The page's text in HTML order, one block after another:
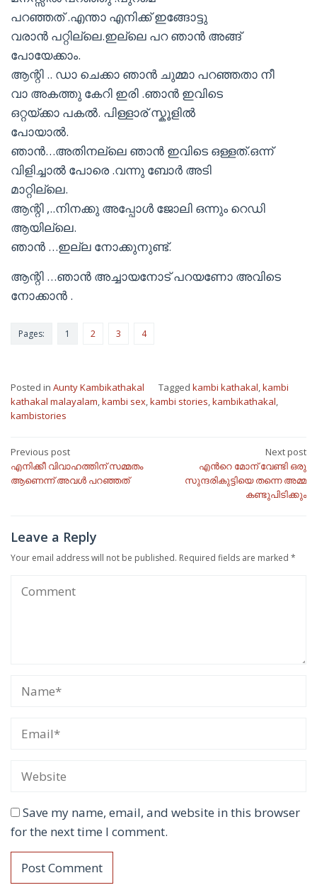
പറഞ്ഞത് .എന്താ എനിക്ക് ഇങ്ങോട്ടു
വരാൻ പറ്റില്ലെ.ഇല്ലെ പറ ഞാൻ അങ്ങ്
പോയേക്കാം.
ആന്റി .. ഡാ ചെക്കാ ഞാൻ ചുമ്മാ പറഞ്ഞതാ നീ
വാ അകത്തു കേറി ഇരി .ഞാൻ ഇവിടെ
ഒറ്റയ്ക്കാ പകൽ. പിള്ളാര് സ്കൂളിൽ
പോയാൽ.
ഞാൻ…അതിനല്ലെ ഞാൻ ഇവിടെ ഒള്ളത്.ഒന്ന്
വിളിച്ചാൽ പോരെ .വന്നു ബോർ അടി
മാറ്റില്ലെ.
ആന്റി ,..നിനക്കു അപ്പോൾ ജോലി ഒന്നും റെഡി
ആയില്ലെ.
ഞാൻ …ഇല്ല നോക്കുനുണ്ട്.
ആന്റി …ഞാൻ അച്ചായനോട് പറയണോ അവിടെ
നോക്കാൻ .
Pages: 1 2 3 4
Posted in Aunty Kambikathakal Tagged kambi kathakal,kambi
kathakal malayalam,kambi sex,kambi stories,kambikathakal,
kambistories
Post
navigation
Previous post
എനിക്കീ വിവാഹത്തിന് സമ്മതം
ആണെന്ന് അവൾ പറഞ്ഞത്
Next post
എന്‍റെ മോന് വേണ്ടി ഒരു
സുന്ദരികുട്ടിയെ തന്നെ അമ്മ
കണ്ടുപിടിക്കും
Leave a Reply
Your email address will not be published. Required fields are marked *
Save my name, email, and website in this browser
for the next time I comment.